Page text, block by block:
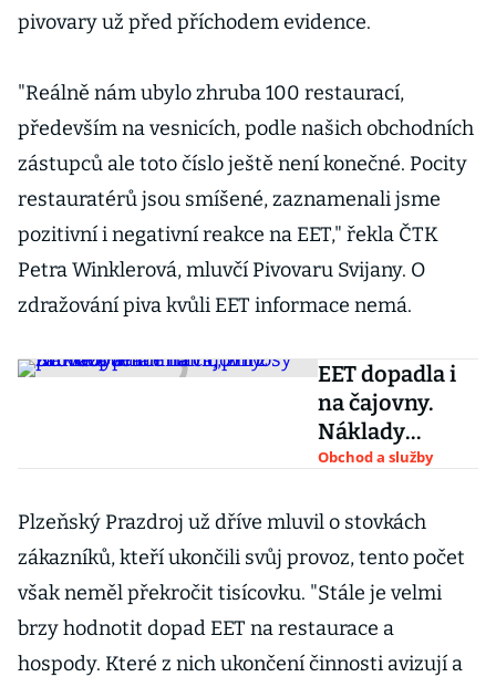
pivovary už před příchodem evidence.
"Reálně nám ubylo zhruba 100 restaurací,
především na vesnicích, podle našich obchodních
zástupců ale toto číslo ještě není konečné. Pocity
restauratérů jsou smíšené, zaznamenali jsme
pozitivní i negativní reakce na EET," řekla ČTK
Petra Winklerová, mluvčí Pivovaru Svijany. O
zdražování piva kvůli EET informace nemá.
EET dopadla i
na čajovny.
Náklady
minimální,
a práce navíc,
zní z
provozoven
Obchod a služby
Plzeňský Prazdroj už dříve mluvil o stovkách
zákazníků, kteří ukončili svůj provoz, tento počet
však neměl překročit tisícovku. "Stále je velmi
brzy hodnotit dopad EET na restaurace a
hospody. Které z nich ukončení činnosti avizují a